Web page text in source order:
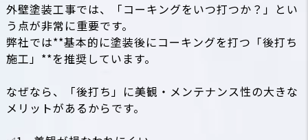
外壁塗装工事では、「コーキングをいつ打つか？」とい
う点が非常に重要です。
弊社では**基本的に塗装後にコーキングを打つ「後打ち
施工」**を推奨しています。
なぜなら、「後打ち」に美観・メンテナンス性の大きな
メリットがあるからです。